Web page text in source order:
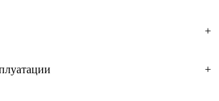
+
+